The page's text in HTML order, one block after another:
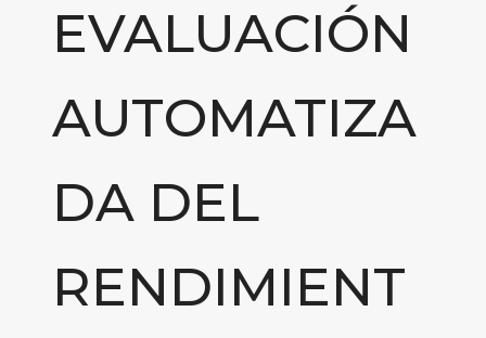
EVALUACIÓN
AUTOMATIZA
DA DEL
RENDIMIENT